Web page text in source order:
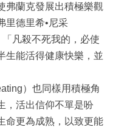
弗蘭克發展出積極樂觀
里德里希•尼采
凡殺不死我的，必使
生能活得健康快樂，並
）也同樣用積極角
，活出信仰不單是吩
命更為成熟，以致更能